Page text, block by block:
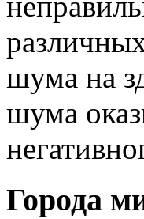
шума на
шума
Города